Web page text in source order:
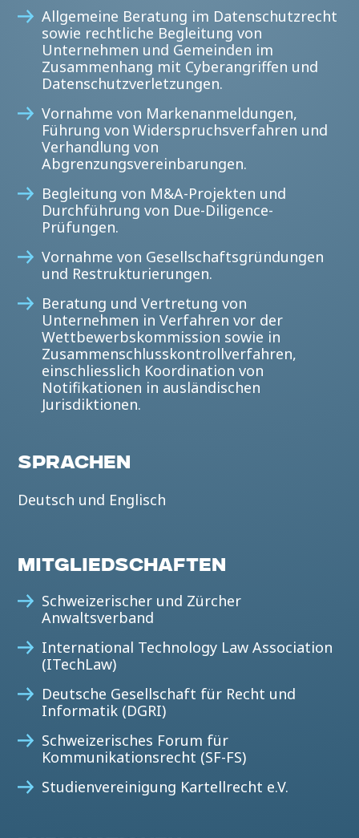
Allgemeine Beratung im Datenschutzrecht
sowie rechtliche Begleitung von
Unternehmen und Gemeinden im
Zusammenhang mit Cyberangriffen und
Datenschutzverletzungen.
Vornahme von Markenanmeldungen,
Führung von Widerspruchsverfahren und
Verhandlung von
Abgrenzungsvereinbarungen.
Begleitung von M&A-Projekten und
Durchführung von Due-Diligence-
Prüfungen.
Vornahme von Gesellschaftsgründungen
und Restrukturierungen.
Beratung und Vertretung von
Unternehmen in Verfahren vor der
Wettbewerbskommission sowie in
Zusammenschlusskontrollverfahren,
einschliesslich Koordination von
Notifikationen in ausländischen
Jurisdiktionen.
SPRACHEN
Deutsch und Englisch
MITGLIEDSCHAFTEN
Schweizerischer und Zürcher
Anwaltsverband
International Technology Law Association
(ITechLaw)
Deutsche Gesellschaft für Recht und
Informatik (DGRI)
Schweizerisches Forum für
Kommunikationsrecht (SF-FS)
Studienvereinigung Kartellrecht e.V.